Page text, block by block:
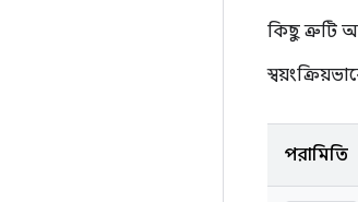
কিছু ত্রুটি
পরামিতি